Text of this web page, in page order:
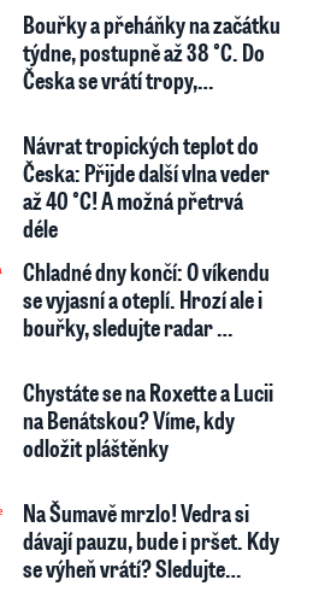
Bouřky a přeháňky na začátku
týdne, postupně až 38 °C. Do
Česka se vrátí tropy,…
Návrat tropických teplot do
Česka: Přijde další vlna veder
až 40 °C! A možná přetrvá
déle
Chladné dny končí: O víkendu
se vyjasní a oteplí. Hrozí ale i
bouřky, sledujte radar …
Chystáte se na Roxette a Lucii
na Benátskou? Víme, kdy
odložit pláštěnky
Na Šumavě mrzlo! Vedra si
dávají pauzu, bude i pršet. Kdy
se výheň vrátí? Sledujte…